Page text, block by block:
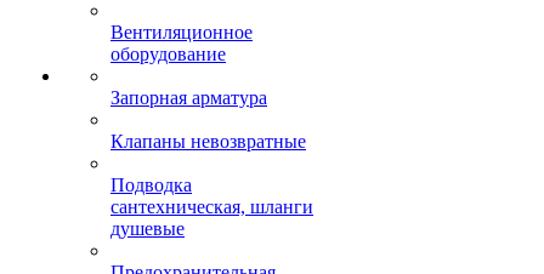
Вентиляционное
оборудование
Запорная арматура
Клапаны невозвратные
Подводка
сантехническая, шланги
душевые